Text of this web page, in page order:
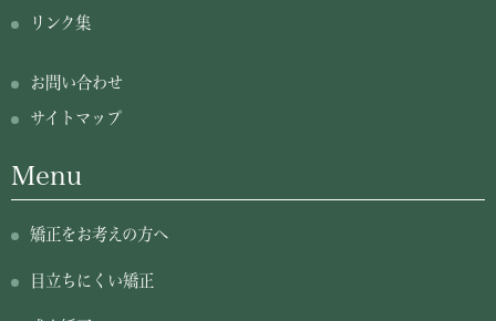
リンク集
お問い合わせ
サイトマップ
Menu
矯正をお考えの方へ
目立ちにくい矯正